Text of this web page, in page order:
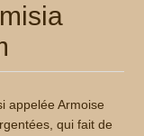
appelée Armoise
qui fait de